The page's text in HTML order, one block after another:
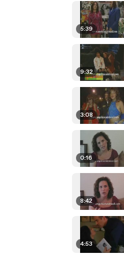
5:39
9:32
3:08
0:16
8:42
4:53